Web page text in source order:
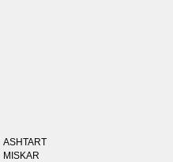
ASHTART
MISKAR